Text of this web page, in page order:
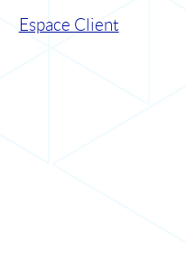
Espace Client